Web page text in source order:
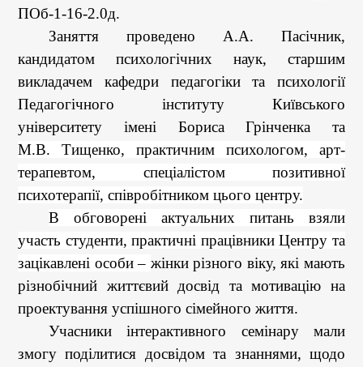
ПОб-1-16-2.0д.
Заняття проведено А.А. Пасічник,
кандидатом психологічних наук, старшим
викладачем кафедри педагогіки та психології
Педагогічного інституту Київського
університету імені Бориса Грінченка та
М.В. Тищенко, практичним психологом, арт-
терапевтом, спеціалістом
позитивної
психотерапії, співробітником цього центру.
В обговорені актуальних питань взяли
участь студенти, практичні працівники Центру та
зацікавлені особи – жінки різного віку, які мають
різнобічний життєвий досвід та мотивацію на
проектування успішного сімейного життя.
Учасники інтерактивного семінару мали
змогу поділитися досвідом та знаннями, щодо